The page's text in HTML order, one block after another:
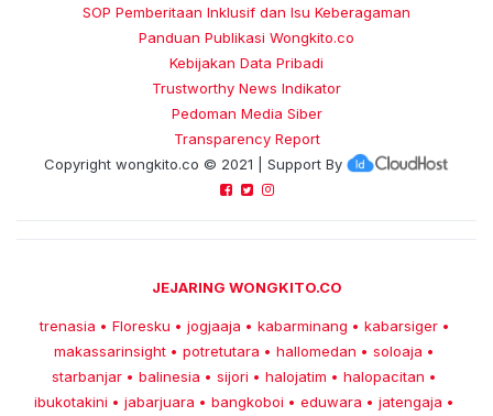
SOP Pemberitaan Inklusif dan Isu Keberagaman
Panduan Publikasi Wongkito.co
Kebijakan Data Pribadi
Trustworthy News Indikator
Pedoman Media Siber
Transparency Report
Copyright wongkito.co © 2021 | Support By
JEJARING WONGKITO.CO
trenasia • Floresku • jogjaaja • kabarminang • kabarsiger •
makassarinsight • potretutara • hallomedan • soloaja •
starbanjar • balinesia • sijori • halojatim • halopacitan •
ibukotakini • jabarjuara • bangkoboi • eduwara • jatengaja •